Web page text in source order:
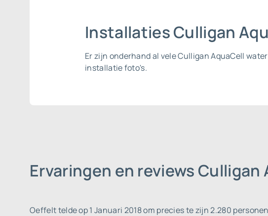
Installaties Culligan
Er zijn onderhand al vele Culligan AquaCell
installatie foto's.
Ervaringen en reviews
Oeffelt telde op 1 Januari 2018 om precies te zijn 2.280